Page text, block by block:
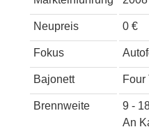
Neupreis 0 €
Fokus
Bajonett Four
Brennweite
9 -
An